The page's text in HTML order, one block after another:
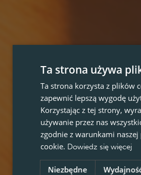
Ta strona używa
Ta strona korzysta z plików
zapewnić lepszą wygodę
Korzystając z tej strony,
używanie przez nas
zgodnie z warunkami
cookie. Dowiedz się więcej
Niezbędne